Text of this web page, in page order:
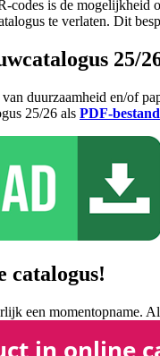
codes is de
te verlaten. Dit
25/
duurzaamheid en/of
25/26 als PDF-bestand
catalogus!
een momentopname.